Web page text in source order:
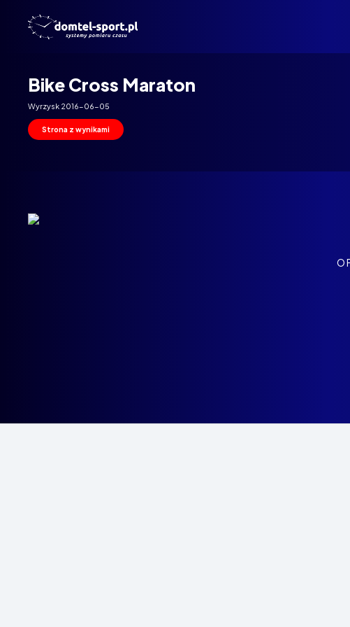
Bike Cross Maraton
Wyrzysk 2016-06-05
Strona z wynikami
O